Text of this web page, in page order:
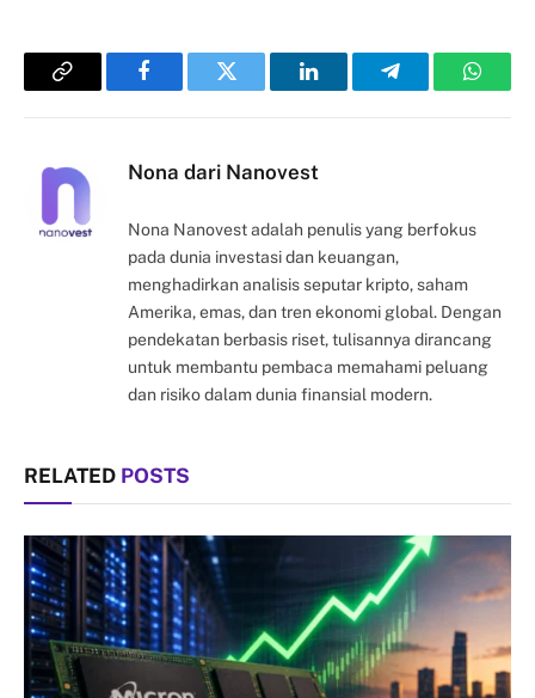
Copy
FacebookTwitter LinkedInTelegram
Nona dari Nanovest
Nona Nanovest adalah penulis yang berfokus
pada dunia investasi dan keuangan,
menghadirkan analisis seputar kripto, saham
Amerika, emas, dan tren ekonomi global. Dengan
pendekatan berbasis riset, tulisannya dirancang
untuk membantu pembaca memahami peluang
dan risiko dalam dunia finansial modern.
RELATED POSTS